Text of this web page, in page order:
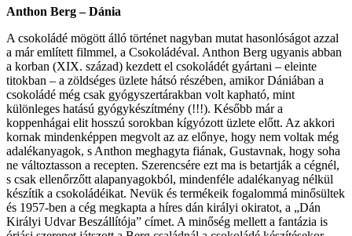
Anthon Berg – Dánia
A csokoládé mögött álló történet nagyban mutat hasonlóságot azzal
a már említett filmmel, a Csokoládéval. Anthon Berg ugyanis abban
a korban (XIX. század) kezdett el csokoládét gyártani – eleinte
titokban – a zöldséges üzlete hátsó részében, amikor Dániában a
csokoládé még csak gyógyszertárakban volt kapható, mint
különleges hatású gyógykészítmény (!!!). Később már a
koppenhágai elit hosszú sorokban kígyózott üzlete előtt. Az akkori
kornak mindenképpen megvolt az az előnye, hogy nem voltak még
adalékanyagok, s Anthon meghagyta fiának, Gustavnak, hogy soha
ne változtasson a recepten. Szerencsére ezt ma is betartják a cégnél,
s csak ellenőrzőtt alapanyagokból, mindenféle adalékanyag nélkül
készítik a csokoládéikat. Nevük és termékeik fogalommá minősültek
és 1957-ben a cég megkapta a híres dán királyi okiratot, a „Dán
Királyi Udvar Beszállítója” címet. A minőség mellett a fantázia is